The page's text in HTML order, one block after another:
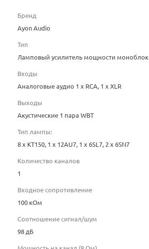
Бренд
Ayon Audio
Тип
Ламповый усилитель мощности моноблок
Входы
Аналоговые аудио 1 x RCA, 1 x XLR
Выходы
Акустические 1 пара WBT
Тип лампы:
8 x KT150, 1 x 12AU7, 1 x 6SL7, 2 x 6SN7
Количество каналов
1
Входное сопротивление
100 кОм
Соотношение сигнал/шум
98 дБ